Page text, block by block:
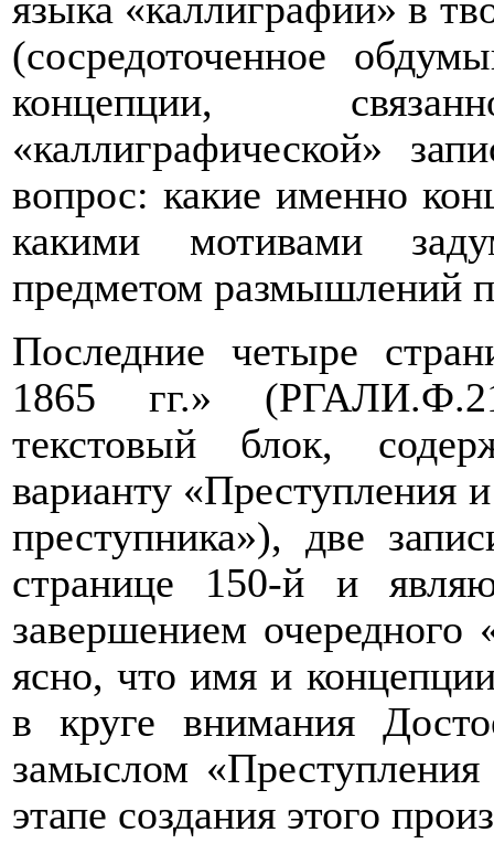
(сосредоточенное
концепции,
«каллиграфической»
вопрос: какие именно
какими мотивами
предметом размышлений
Последние четыре
1865 гг.»
текстовый блок,
варианту «Преступления
преступника»), две
странице 150-й и
завершением очередного
ясно, что имя и
в круге внимания
замыслом
этапе создания этого